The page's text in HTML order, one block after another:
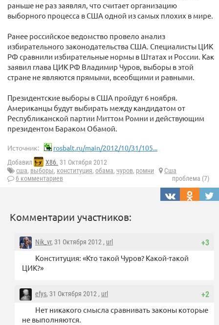
раньше не раз заявлял, что считает организацию
выборного процесса в США одной из самых плохих в мире.
Ранее российское ведомство провело анализ
избирательного законодательства США. Специалисты ЦИК
РФ сравнили избирательные нормы в Штатах и России. Как
заявил глава ЦИК РФ Владимир Чуров, выборы в этой
стране не являются прямыми, всеобщими и равными.
Президентские выборы в США пройдут 6 ноября.
Американцы будут выбирать между кандидатом от
Республиканской партии Миттом Ромни и действующим
президентом Бараком Обамой.
Источник: rosbalt.ru/main/2012/10/31/105...
Добавил X86. 31 Октября 2012
сша, выборы, конституция, обама, чуров, ромни
Сша
6 комментариев
проблема (7)
Комментарии участников:
+3
Nik_vr, 31 Октября 2012 , url
Конституция: «Кто такой Чуров? Какой-такой
ЦИК?»
+2
efys, 31 Октября 2012 , url
Нет никакого смысла сравнивать законы которые
не выполняются.